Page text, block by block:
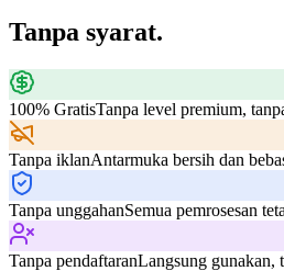
Tanpa syarat.
100% GratisTanpa level premium,
Tanpa iklanAntarmuka bersih dan
Tanpa unggahanSemua pemrosesan
Tanpa pendaftaranLangsung gunakan,